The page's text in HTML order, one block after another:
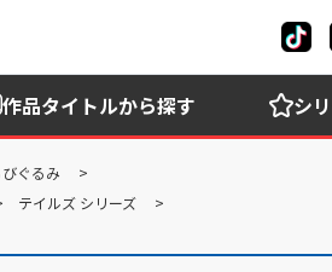
作品タイトルから探す シ
ぐるみ
テイルズ シリーズ